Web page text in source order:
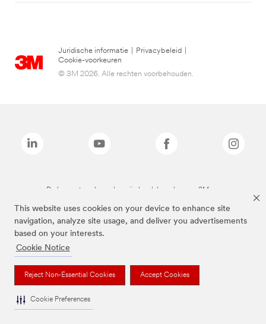
This website uses cookies on your device to enhance site
navigation, analyze site usage, and deliver you advertisements
based on your interests.
Cookie Notice
Reject Non-Essential Cookies Accept Cookies
Cookie Preferences
Juridische informatie Privacybeleid
Cookie-voorkeuren
© 3M 2026. Alle rechten voorbehouden.
De bovenstaande merken zijn handelsmerken van 3M.we